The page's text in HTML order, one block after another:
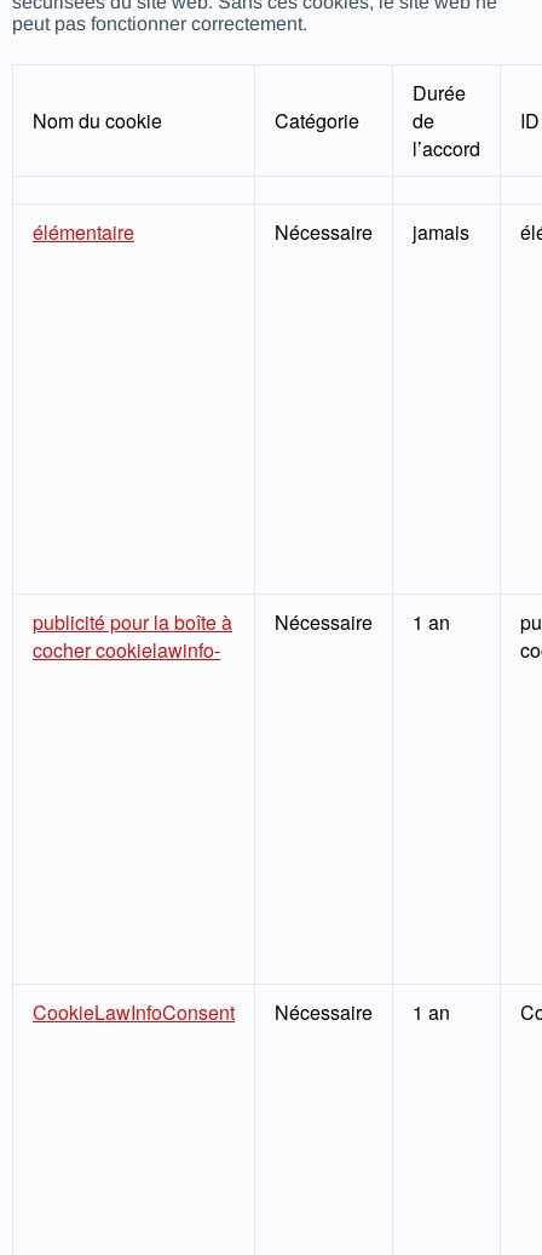
peut pas fonctionner correctement.
Nom du cookie Catégorie
Durée
de
l’accord
ID
élémentaire Nécessaire jamais
publicité pour la boîte à
cocher cookielawinfo-
Nécessaire 1 an
CookieLawInfoConsent Nécessaire 1 an